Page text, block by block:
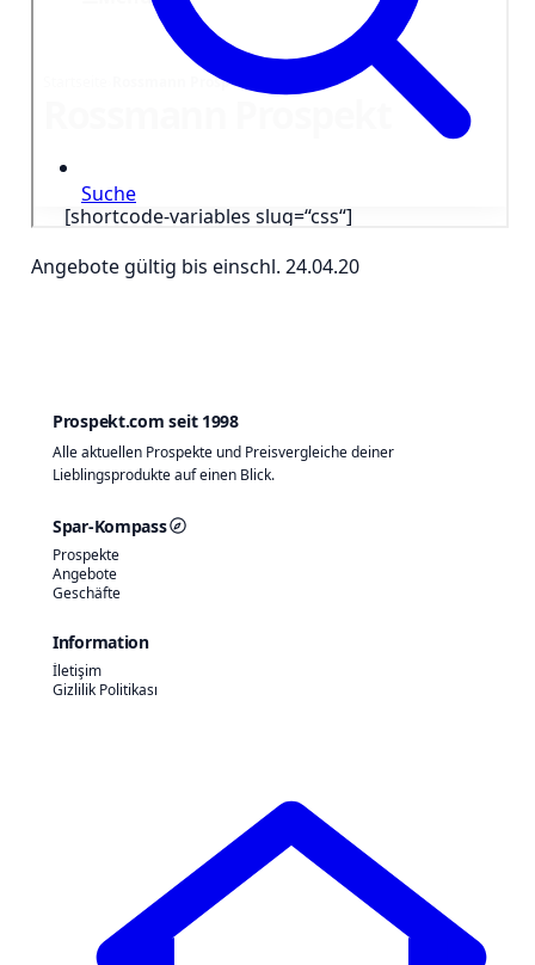
Angebote gültig bis einschl. 24.04.20
Prospekt.com seit 1998
Alle aktuellen Prospekte und Preisvergleiche deiner
Lieblingsprodukte auf einen Blick.
Spar-Kompass
Prospekte
Angebote
Geschäfte
Information
İletişim
Gizlilik Politikası